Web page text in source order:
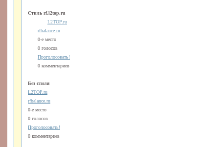
Стиль rf.l2top.ru
L2TOP.ru
rfbalance.ru
0-е место
0 голосов
Проголосовать!
0 комментариев
Без стиля
L2TOP.ru
rfbalance.ru
0-е место
0 голосов
Проголосовать!
0 комментариев